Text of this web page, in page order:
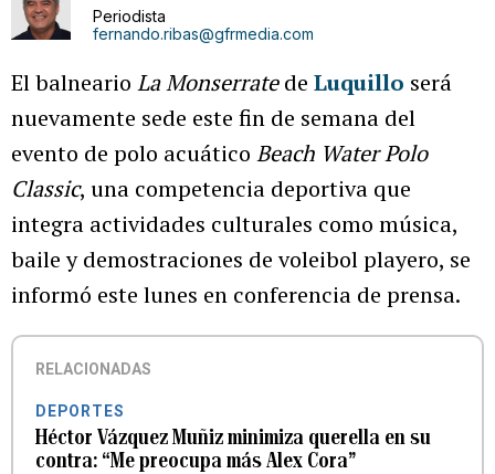
Periodista
fernando.ribas@gfrmedia.com
El balneario La Monserratede Luquillo será
nuevamente sede este fin de semana del
evento de polo acuático Beach Water Polo
Classic, una competencia deportiva que
integra actividades culturales como música,
baile y demostraciones de voleibol playero, se
informó este lunes en conferencia de prensa.
RELACIONADAS
DEPORTES
Héctor Vázquez Muñiz minimiza querella en su
contra: “Me preocupa más Alex Cora”